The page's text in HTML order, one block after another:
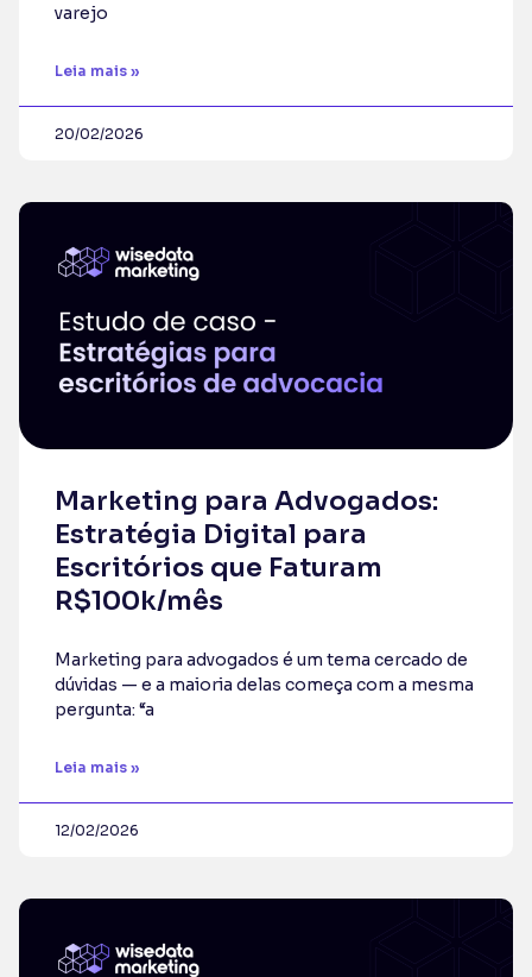
varejo
Leia mais »
20/02/2026
Marketing para Advogados:
Estratégia Digital para
Escritórios que Faturam
R$100k/mês
Marketing para advogados é um tema cercado de
dúvidas — e a maioria delas começa com a mesma
pergunta: “a
Leia mais »
12/02/2026